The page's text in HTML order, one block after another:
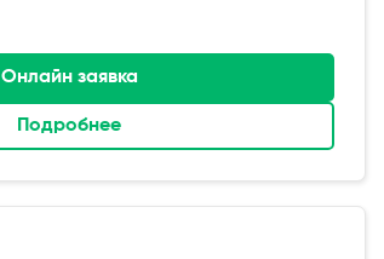
Онлайн заявка
Подробнее